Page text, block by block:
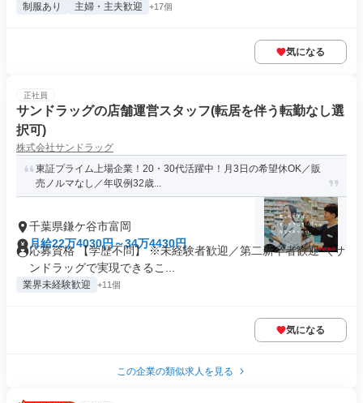
制服あり 主婦・主夫歓迎 +17個
気になる
正社員
サンドラッグの店舗運営スタッフ(転居を伴う転勤なし選
択可)
株式会社サンドラッグ
東証プライム上場企業！20・30代活躍中！月3日の希望休OK／販
売ノルマなし／年収例32歳...
千葉県鎌ケ谷市富岡
月給22万4030円～34万4430円
応募資格 【学歴不問】 ※未経験者歓迎／第二新卒者歓迎 ＼サ
ンドラッグで実現できるこ...
業界未経験歓迎 +11個
気になる
この企業の類似求人を見る